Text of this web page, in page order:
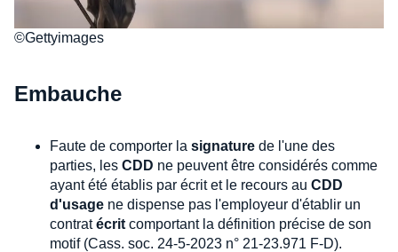
©Gettyimages
Embauche
Faute de comporter la signature de l'une des
parties, les CDD ne peuvent être considérés comme
ayant été établis par écrit et le recours au CDD
d'usage ne dispense pas l'employeur d'établir un
contratécrit comportant la définition précise de son
motif (Cass. soc. 24-5-2023 n° 21-23.971 F-D).